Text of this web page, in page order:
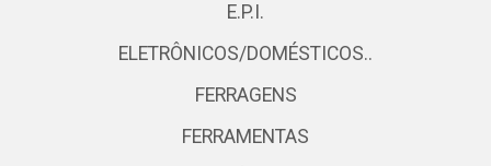
E.P.I.
ELETRÔNICOS/DOMÉSTICOS..
FERRAGENS
FERRAMENTAS